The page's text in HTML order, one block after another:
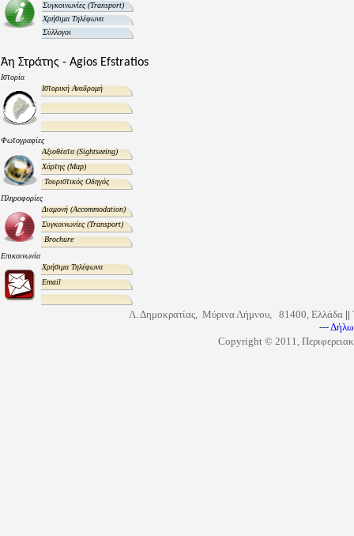
Συγκοινωνίες (Transport)
Χρήσιμα Τηλέφωνα
Σύλλογοι
Άη Στράτης - Agios Efstratios
Ιστορία
Ιστορική Αναδρομή
Φωτογραφίες
Αξιοθέατα(Sightseeing)
Χάρτης(Map)
Τουριστικός Οδηγός
Πληροφορίες
Διαμονή(Accommodation)
Συγκοινωνίες(Transport)
Brochure
Επικοινωνία
Χρήσιμα Τηλέφωνα
Email
Λ. Δημοκρατίας, Μύρινα Λήμνου, 81400, Ελλάδα ||
---
Copyright © 2011,